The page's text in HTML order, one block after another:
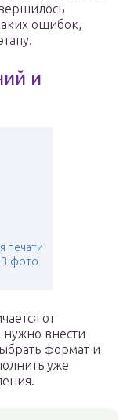
ошибок,
и
печати
3 фото
от
нужно внести
формат и
уже